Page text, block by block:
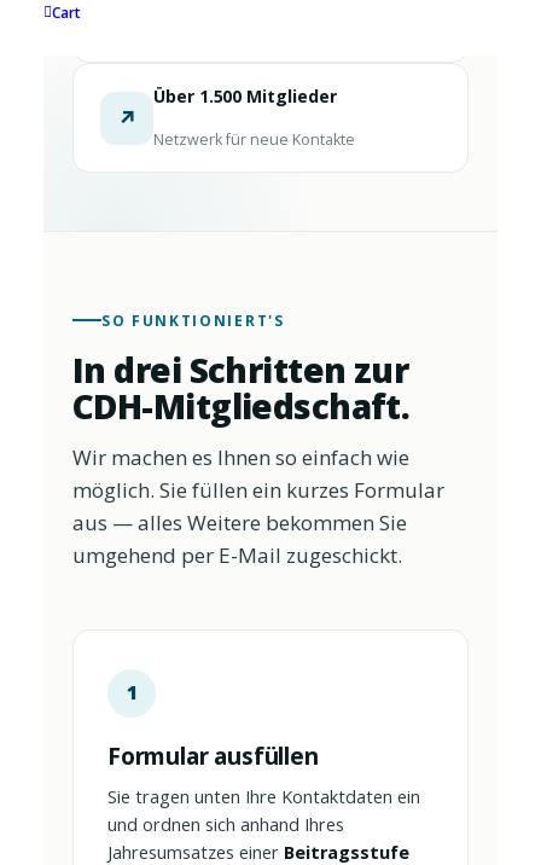
Cart
↗
Über 1.500 Mitglieder
Netzwerk für neue Kontakte
SO FUNKTIONIERT'S
In drei Schritten zur
CDH-Mitgliedschaft.
Wir machen es Ihnen so einfach wie
möglich. Sie füllen ein kurzes Formular
aus — alles Weitere bekommen Sie
umgehend per E-Mail zugeschickt.
1
Formular ausfüllen
Sie tragen unten Ihre Kontaktdaten ein
und ordnen sich anhand Ihres
Jahresumsatzes einer Beitragsstufe